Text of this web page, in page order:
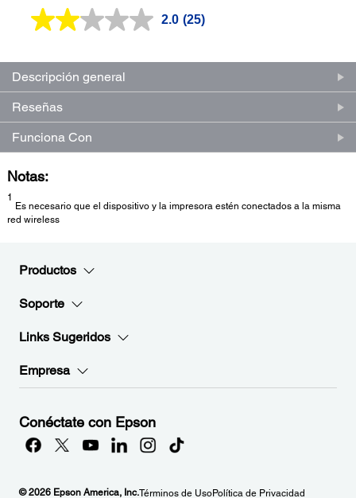
2.0 Lea
Enlace
la
(25)
Descripción general
Reseñas
Funciona Con
Notas:
1
Es necesario que el dispositivo y la impresora estén conectados a la misma
red wireless
Productos
Soporte
Links Sugeridos
Empresa
Conéctate con Epson
© 2026 Epson America, Inc.Términos de UsoPolítica de Privacidad